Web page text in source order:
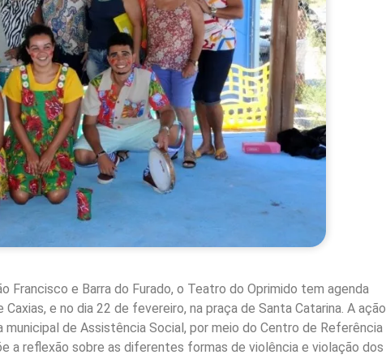
Francisco e Barra do Furado, o Teatro do Oprimido tem agenda
e no dia 22 de fevereiro, na praça de Santa Catarina. A ação
de Assistência Social, por meio do Centro de Referência
a reflexão sobre as diferentes formas de violência e violação dos